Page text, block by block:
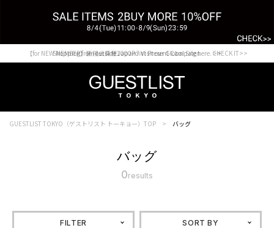
Shopping from outside Japan? Visit our Global Site here. >>
【for NEW MEMBER】新規会員様1000Point Present Campaign CHECK IT>>
GUESTLIST TOKYO（ゲストリスト トーキョー）TOP バッグ
バッグ
0results
FILTER SORT BY